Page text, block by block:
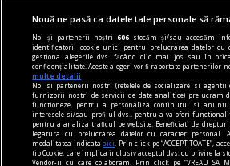
Cine ar fi crezut că tocmai Sean
anti-Bush-ul, antipaticul...) se
dintre cei mai buni preşedinţi
recentă a Festivalului de la
Alex. Leo ŞERBAN
Nouă ne pasă ca datele tale personale să
Noi și partenerii noștri606 stocăm și/sau accesăm
identificatorii cookie unici pentru prelucrarea datelor cu
gestiona alegerile dvs. făcând clic mai jos sau în
confidențialitate. Aceste alegeri vor fi raportate partenerilor
multe detalii
Noi si partenerii nostri (retelele de socializare si
furnizorii nostri de servicii de date analitice) prelucram
functioneze, pentru a personaliza continutul si
interesele si/sau profilul dvs., pentru a va oferi
pentru a analiza traficul pe website. Beneficiati de
legatura cu prelucrarea datelor cu caracter personal.
modalitatea indicataaici
. Prin click pe “ACCEPT TOATE”,
tip Cookie, care implica inclusiv acceptul dvs. cu privire la
Vendor-ii cu care colaboram. Prin click pe “VREAU SA